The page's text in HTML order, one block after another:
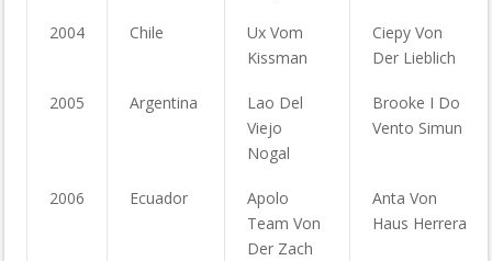
2004 Chile
Ux Vom
Kissman
Ciepy Von
Der Lieblich
2005 Argentina
Lao Del
Viejo
Nogal
Brooke I Do
Vento Simun
2006 Ecuador
Apolo
Team Von
Der Zach
Anta Von
Haus Herrera